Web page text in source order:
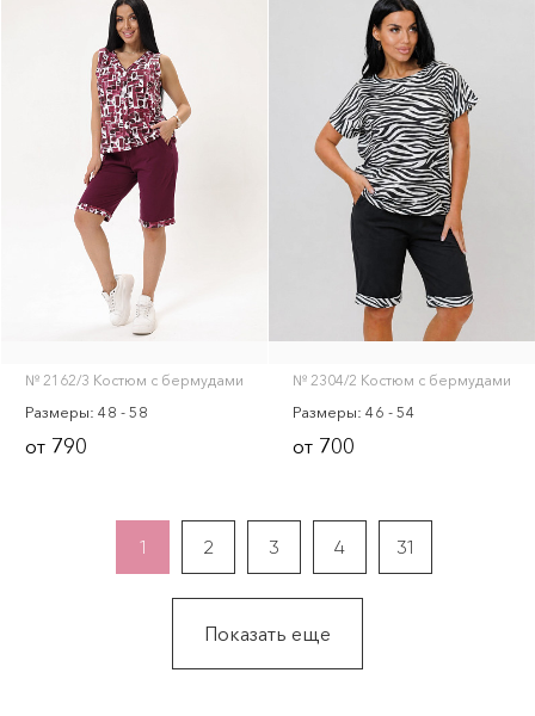
№ 2162/3 Костюм с бермудами
Размеры: 48 - 58
от790
№ 2304/2 Костюм с бермудами
Размеры: 46 - 54
от700
1 2 3 4 31
Показать еще